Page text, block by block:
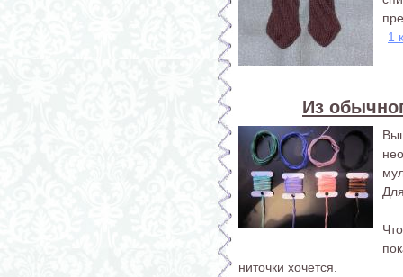
1
Из
ниточки хочется.